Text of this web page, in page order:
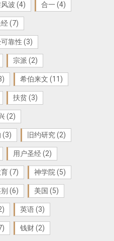
波 (4) 合一(4)
(7)
靠性 (3)
宗派 (2)
希伯来文 (11)
扶贫 (3)
(2)
(3) 旧约研究(2)
用户圣经(2)
(7) 神学院(5)
(6) 美国 (5)
英语(3)
钱财(2)